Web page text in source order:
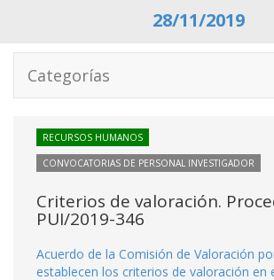
28/11/2019
Categorías
RECURSOS HUMANOS
CONVOCATORIAS DE PERSONAL INVESTIGADOR
Criterios de valoración.
PUI/2019-346
Acuerdo de la Comisión de Valoración
establecen los criterios de valoración en